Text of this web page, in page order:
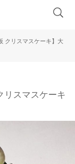
クリスマスケーキ】大
リスマスケーキ